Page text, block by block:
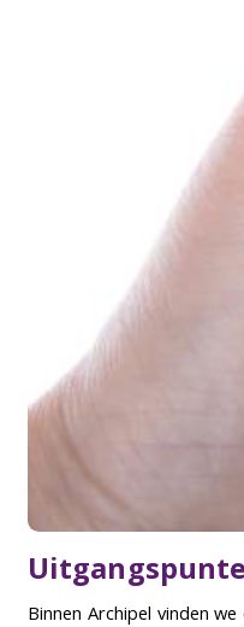
Binnen Archipel vinden